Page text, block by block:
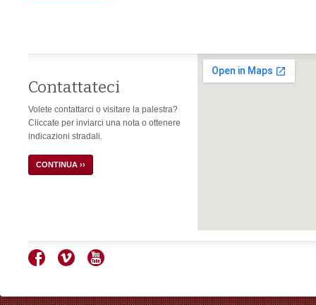
Contattateci
Volete contattarci o visitare la palestra?
Cliccate per inviarci una nota o ottenere
indicazioni stradali.
CONTINUA ››